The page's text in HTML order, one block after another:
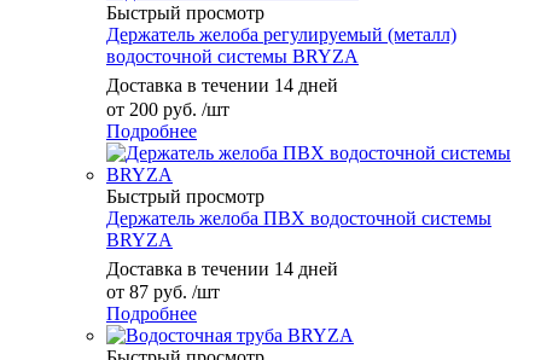
Быстрый просмотр
Держатель желоба регулируемый (металл)
водосточной системы BRYZA
Доставка в течении 14 дней
от 200 руб. /шт
Подробнее
Быстрый просмотр
Держатель желоба ПВХ водосточной системы
BRYZA
Доставка в течении 14 дней
от 87 руб. /шт
Подробнее